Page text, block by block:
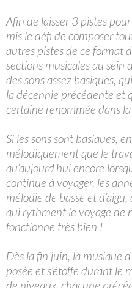
Afin de laisser 3 pistes
mis le défi de composer
autres pistes de ce format
sections musicales au sein
des sons assez basiques,
la décennie précédente et
certaine renommée dans
Si les sons sont basiques,
mélodiquement que le
qu’aujourd’hui encore
continue à voyager, les
mélodie de basse et
qui rythment le voyage de
fonctionne très bien !
Dès la fin juin, la musique
posée et s’étoffe durant le